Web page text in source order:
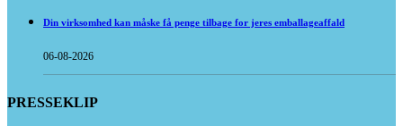
Din virksomhed kan måske få penge tilbage for jeres emballageaffald
06-08-2026
PRESSEKLIP